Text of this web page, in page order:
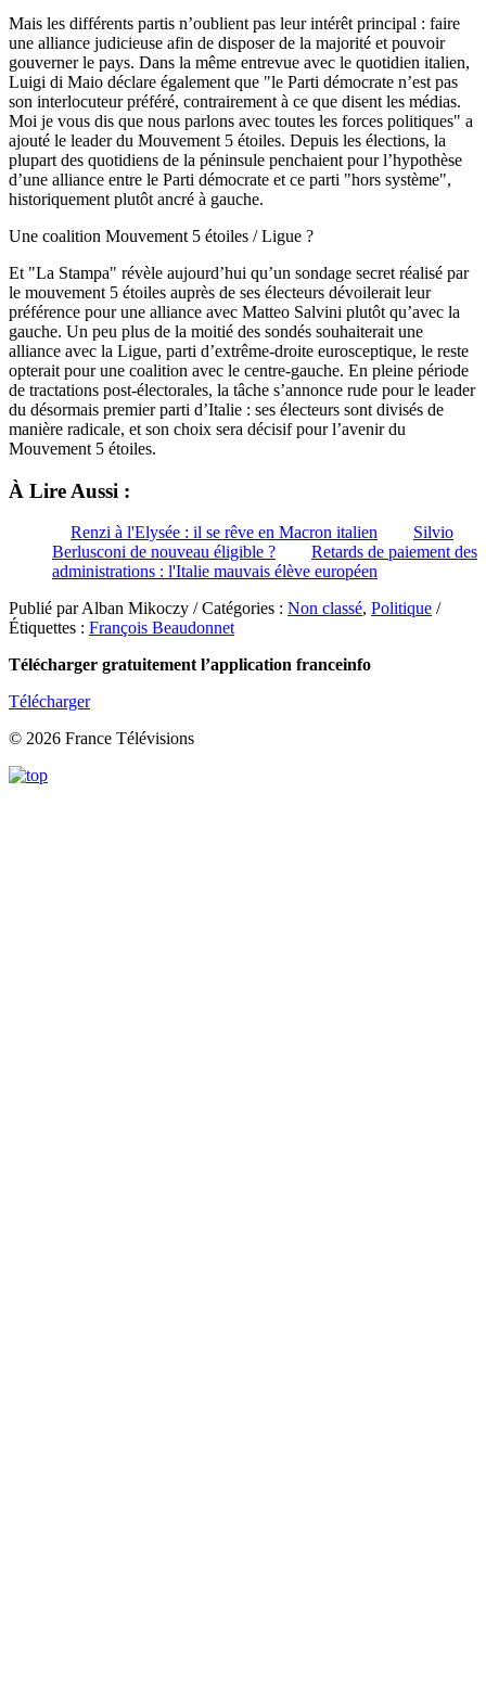
Mais les différents partis n’oublient pas leur intérêt principal : faire
une alliance judicieuse afin de disposer de la majorité et pouvoir
gouverner le pays. Dans la même entrevue avec le quotidien italien,
Luigi di Maio déclare également que "le Parti démocrate n’est pas
son interlocuteur préféré, contrairement à ce que disent les médias.
Moi je vous dis que nous parlons avec toutes les forces politiques" a
ajouté le leader du Mouvement 5 étoiles. Depuis les élections, la
plupart des quotidiens de la péninsule penchaient pour l’hypothèse
d’une alliance entre le Parti démocrate et ce parti "hors système",
historiquement plutôt ancré à gauche.
Une coalition Mouvement 5 étoiles / Ligue ?
Et "La Stampa" révèle aujourd’hui qu’un sondage secret réalisé par
le mouvement 5 étoiles auprès de ses électeurs dévoilerait leur
préférence pour une alliance avec Matteo Salvini plutôt qu’avec la
gauche. Un peu plus de la moitié des sondés souhaiterait une
alliance avec la Ligue, parti d’extrême-droite eurosceptique, le reste
opterait pour une coalition avec le centre-gauche. En pleine période
de tractations post-électorales, la tâche s’annonce rude pour le leader
du désormais premier parti d’Italie : ses électeurs sont divisés de
manière radicale, et son choix sera décisif pour l’avenir du
Mouvement 5 étoiles.
À Lire Aussi :
Renzi à l'Elysée : il se rêve en Macron italien
Silvio
Berlusconi de nouveau éligible ?
Retards de paiement des
administrations : l'Italie mauvais élève européen
Publié par Alban Mikoczy / Catégories : Non classé, Politique /
Étiquettes : François Beaudonnet
Télécharger gratuitement l’application franceinfo
Télécharger
© 2026 France Télévisions